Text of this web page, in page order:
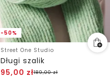
-50%
Street One Studio
Długi szalik
95,00 zł189,00zł